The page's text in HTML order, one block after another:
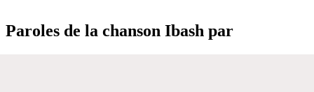
Paroles de la chanson Ibash par